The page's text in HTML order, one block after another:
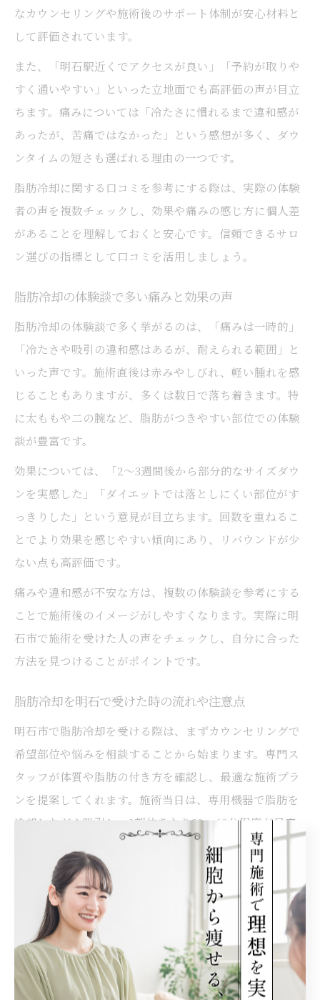
なカウンセリングや施術後のサポート体制が安心材料と
して評価されています。
また、「明石駅近くでアクセスが良い」「予約が取りや
すく通いやすい」といった立地面でも高評価の声が目立
ちます。痛みについては「冷たさに慣れるまで違和感が
あったが、苦痛ではなかった」という感想が多く、ダウ
ンタイムの短さも選ばれる理由の一つです。
脂肪冷却に関する口コミを参考にする際は、実際の体験
者の声を複数チェックし、効果や痛みの感じ方に個人差
があることを理解しておくと安心です。信頼できるサロ
ン選びの指標として口コミを活用しましょう。
脂肪冷却の体験談で多い痛みと効果の声
脂肪冷却の体験談で多く挙がるのは、「痛みは一時的」
「冷たさや吸引の違和感はあるが、耐えられる範囲」と
いった声です。施術直後は赤みやしびれ、軽い腫れを感
じることもありますが、多くは数日で落ち着きます。特
に太ももや二の腕など、脂肪がつきやすい部位での体験
談が豊富です。
効果については、「2～3週間後から部分的なサイズダウ
ンを実感した」「ダイエットでは落としにくい部位がす
っきりした」という意見が目立ちます。回数を重ねるこ
とでより効果を感じやすい傾向にあり、リバウンドが少
ない点も高評価です。
痛みや違和感が不安な方は、複数の体験談を参考にする
ことで施術後のイメージがしやすくなります。実際に明
石市で施術を受けた人の声をチェックし、自分に合った
方法を見つけることがポイントです。
脂肪冷却を明石で受けた時の流れや注意点
明石市で脂肪冷却を受ける際は、まずカウンセリングで
希望部位や悩みを相談することから始まります。専門ス
タッフが体質や脂肪の付き方を確認し、最適な施術プラ
ンを提案してくれます。施術当日は、専用機器で脂肪を
冷却しながら吸引し、1部位あたり30〜60分程度が目安
施術後は赤みや軽い腫れ、しびれが出ることがあります
が、多くの場合は数日で改善します。注意点としては、
施術直後の激しい運動や飲酒を控え、施術部位を強く刺
激しないことが挙げられます。ダウンタイムが短いた
め、日常生活への影響は少ないですが、体調や肌の状態
によってはリスクもあるため、事前にしっかり説明を受